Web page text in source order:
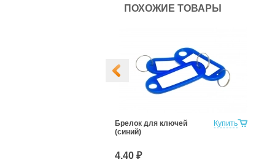
ПОХОЖИЕ ТОВАРЫ
Купить
Брелок для ключей
(синий)
4.40 ₽